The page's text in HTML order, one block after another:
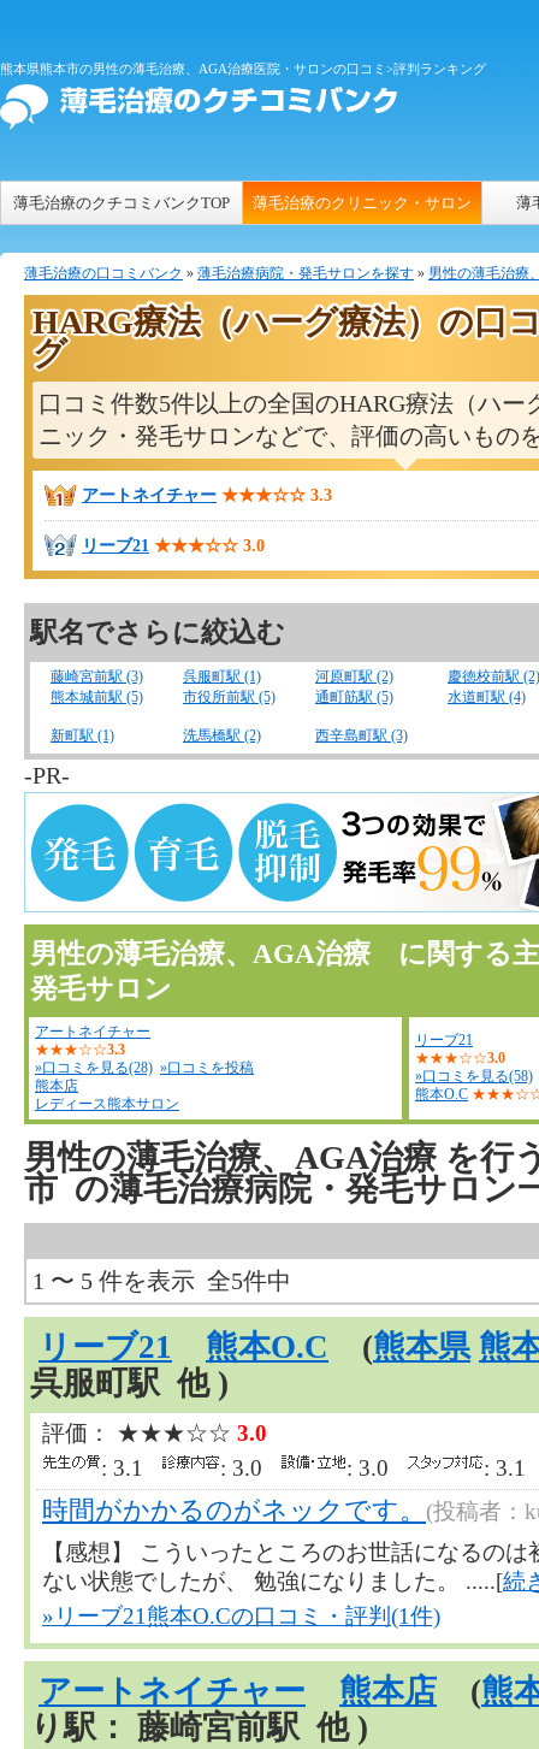
熊本県熊本市の男性の薄毛治療、AGA治療医院・サロンの口コミ>評判ランキング
薄毛治療のクチコミバンクTOP 薄毛治療のクリニック・サロン 薄
薄毛治療の口コミバンク » 薄毛治療病院・発毛サロンを探す » 男性の薄毛治療
HARG療法（ハーグ療法）の口
グ
口コミ件数5件以上の全国のHARG療法（ハー
ニック・発毛サロンなどで、評価の高いもの
アートネイチャー ★★★☆☆ 3.3
リーブ21 ★★★☆☆ 3.0
駅名でさらに絞込む
藤崎宮前駅 (3) 呉服町駅 (1) 河原町駅 (2)
慶徳校前駅 (2)
熊本城前駅 (5)
市役所前駅 (5) 通町筋駅 (5) 水道町駅 (4)
新町駅 (1) 洗馬橋駅 (2) 西辛島町駅 (3)
-PR-
男性の薄毛治療、AGA治療 に関する
発毛サロン
アートネイチャー
★★★☆☆3.3
»口コミを見る(28) »口コミを投稿
熊本店
レディース熊本サロン
リーブ21
★★★☆☆3.0
»口コミを見る(58)
熊本O.C
男性の薄毛治療、AGA治療を行
市 の薄毛治療病院・発毛サロン
1 〜 5 件を表示 全5件中
リーブ21 熊本O.C (熊本県 熊
呉服町駅 他 )
評価： ★★★☆☆ 3.0
: 3.1
: 3.0 : 3.0 :
時間がかかるのがネックです。
(投稿者：
【感想】 こういったところのお世話になるの
ない状態でしたが、 勉強になりました。 .....[続
»リーブ21熊本O.Cの口コミ・評判(1件)
アートネイチャー 熊本店 (熊
り駅： 藤崎宮前駅 他 )